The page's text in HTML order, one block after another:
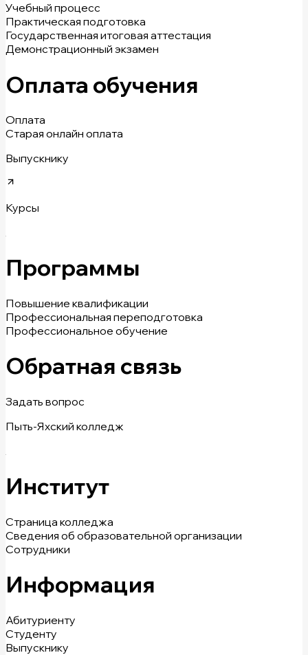
Учебный процесс
Практическая подготовка
Государственная итоговая аттестация
Демонстрационный экзамен
Оплата обучения
Оплата
Старая онлайн оплата
Выпускнику
Курсы
Программы
Повышение квалификации
Профессиональная переподготовка
Профессиональное обучение
Обратная связь
Задать вопрос
Пыть-Яхский колледж
Институт
Страница колледжа
Сведения об образовательной организации
Сотрудники
Информация
Абитуриенту
Студенту
Выпускнику